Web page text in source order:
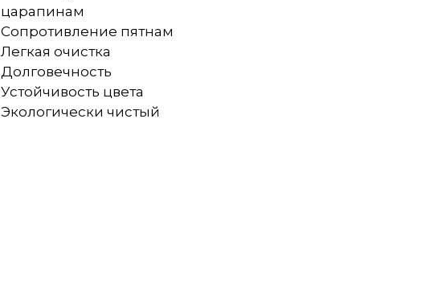
царапинам
Сопротивление пятнам
Легкая очистка
Долговечность
Устойчивость цвета
Экологически чистый